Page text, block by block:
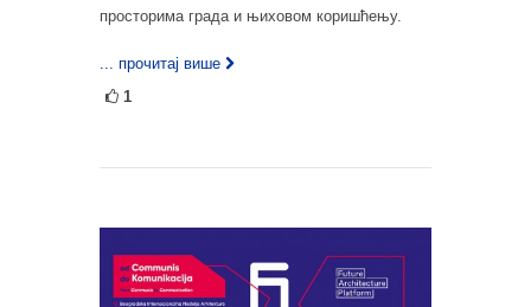
просторима града и њиховом коришћењу.
... прочитај више
1